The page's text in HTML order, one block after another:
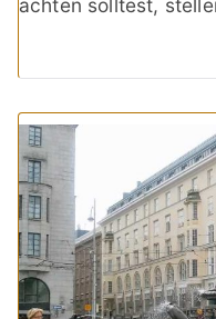
achten solltest,